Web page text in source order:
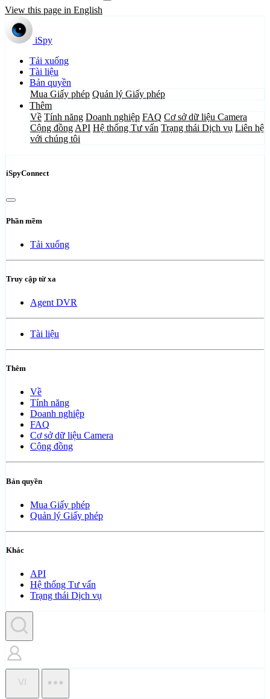
View this page in English
iSpy
Tải xuống
Tài liệu
Bản quyền
Mua Giấy phép Quản lý Giấy phép
Thêm
Về Tính năng Doanh nghiệp FAQ Cơ sở dữ liệu Camera
Cộng đồng API Hệ thống Tư vấn Trạng thái Dịch vụ Liên hệ
với chúng tôi
iSpyConnect
Phần mềm
Tải xuống
Truy cập từ xa
Agent DVR
Tài liệu
Thêm
Về
Tính năng
Doanh nghiệp
FAQ
Cơ sở dữ liệu Camera
Cộng đồng
Bản quyền
Mua Giấy phép
Quản lý Giấy phép
Khác
API
Hệ thống Tư vấn
Trạng thái Dịch vụ
VI